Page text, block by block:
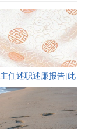
任述职述廉报告[此
共2517字]